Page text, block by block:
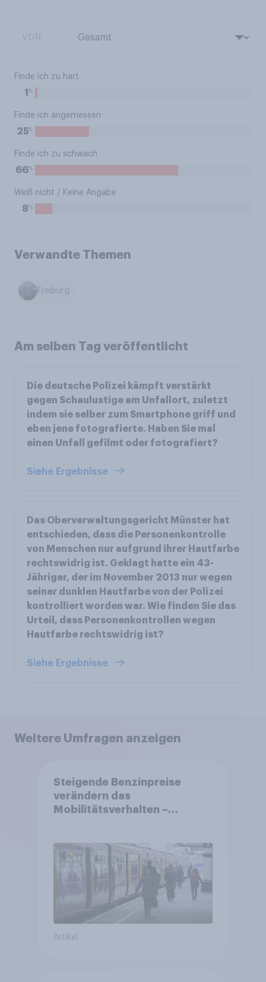
Finde ich zu hart
1 %
Finde ich angemessen
25%
Finde ich zu schwach
66%
Weiß nicht / Keine Angabe
8%
Verwandte Themen
Freiburg
Am selben Tag veröffentlicht
Die deutsche Polizei kämpft verstärkt
gegen Schaulustige am Unfallort, zuletzt
indem sie selber zum Smartphone griff und
eben jene fotografierte. Haben Sie mal
einen Unfall gefilmt oder fotografiert?
Siehe Ergebnisse
Das Oberverwaltungsgericht Münster hat
entschieden, dass die Personenkontrolle
von Menschen nur aufgrund ihrer Hautfarbe
rechtswidrig ist. Geklagt hatte ein 43-
Jähriger, der im November 2013 nur wegen
seiner dunklen Hautfarbe von der Polizei
kontrolliert worden war. Wie finden Sie das
Urteil, dass Personenkontrollen wegen
Hautfarbe rechtswidrig ist?
Siehe Ergebnisse
Weitere Umfragen anzeigen
Steigende Benzinpreise
verändern das
Mobilitätsverhalten –
auf öffentliche
Verkehrsmittel um
Artikel